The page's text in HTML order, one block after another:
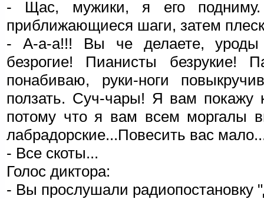
- Щас, мужики, я его
приближающиеся шаги, затем
- А-а-а!!! Вы че делаете, уроды
безрогие! Пианисты безрукие!
понабиваю, руки-ноги
ползать. Суч-чары! Я вам покажу
потому что я вам всем моргалы
лабрадорские...Повесить вас
- Все скоты...
Голос диктора:
- Вы прослушали радиопостановку